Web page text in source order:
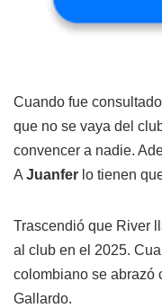
Cuando fue
que no se vaya del
convencer a nadie.
A Juanfer lo tienen
Trascendió que River
al club en el 2025.
colombiano se abrazó
Gallardo.